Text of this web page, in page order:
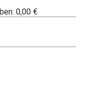
0,00 €